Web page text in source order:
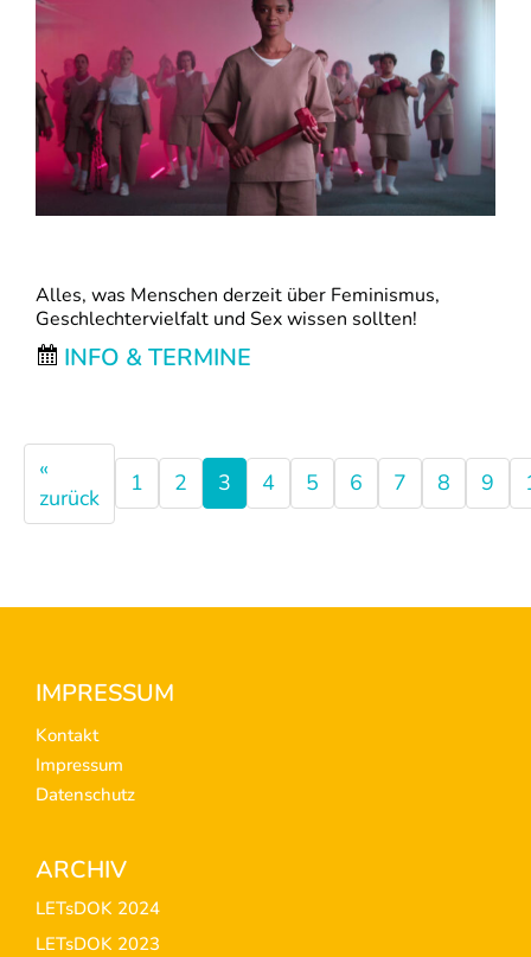
Alles, was Menschen derzeit über Feminismus,
Geschlechtervielfalt und Sex wissen sollten!
INFO & TERMINE
«
zurück
1 2 3 4 5 6 7 8 9
Footer
IMPRESSUM
Kontakt
Impressum
Datenschutz
ARCHIV
LETsDOK 2024
LETsDOK 2023